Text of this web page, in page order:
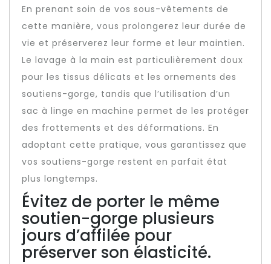
En prenant soin de vos sous-vêtements de
cette manière, vous prolongerez leur durée de
vie et préserverez leur forme et leur maintien.
Le lavage à la main est particulièrement doux
pour les tissus délicats et les ornements des
soutiens-gorge, tandis que l’utilisation d’un
sac à linge en machine permet de les protéger
des frottements et des déformations. En
adoptant cette pratique, vous garantissez que
vos soutiens-gorge restent en parfait état
plus longtemps.
Évitez de porter le même
soutien-gorge plusieurs
jours d’affilée pour
préserver son élasticité.